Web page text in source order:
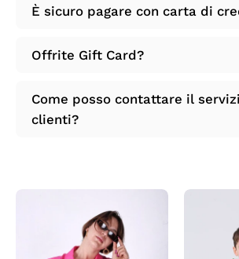
È sicuro pagare con carta di
Offrite Gift Card?
Come posso contattare il
clienti?